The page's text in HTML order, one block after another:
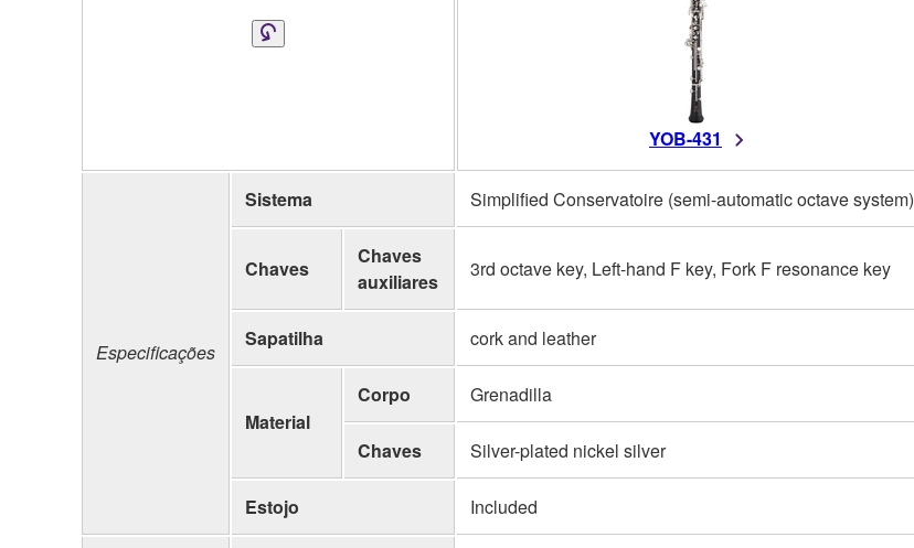
YOB-431
Especificações
Sistema Simplified Conservatoire (semi-automatic octave system)
Chaves
Chaves
auxiliares
3rd octave key, Left-hand F key, Fork F resonance key
Sapatilha cork and leather
Material
Corpo Grenadilla
Chaves Silver-plated nickel silver
Estojo Included